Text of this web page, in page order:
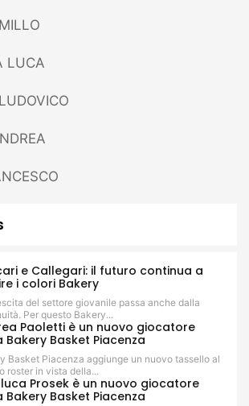
LUCA
e Callegari: il futuro continua a
i colori Bakery
del settore giovanile passa anche dalla
Per questo Bakery...
Paoletti è un nuovo giocatore
Bakery Basket Piacenza
Basket Piacenza aggiunge un nuovo tassello al
roster in vista della...
Prosek è un nuovo giocatore
Bakery Basket Piacenza